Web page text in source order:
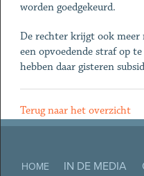
worden goedgekeurd.
De rechter krijgt ook meer
een opvoedende straf op
hebben daar gisteren
Terug naar het overzicht
HOME IN DE MEDIA